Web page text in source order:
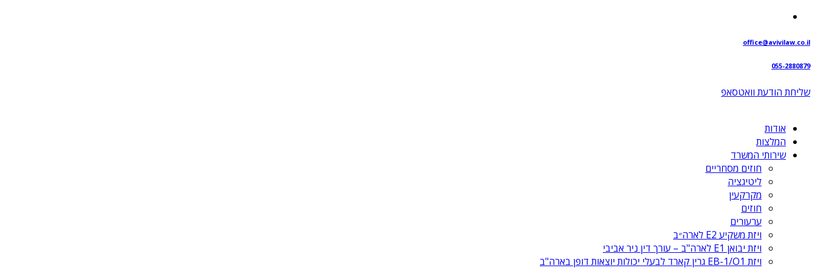
Skip
content
office@avivilaw.co.il
055-2880879
שליחת הודעת וואטסאפ⁩
אודות
המלצות
שירותי המשרד
חוזים מסחריים
ליטיגציה
מקרקעין
חוזים
ערעורים
ויזת משקיע E2 לארה״ב
ויזת יבואן E1 לארה"ב – עורך דין ניר אביבי
ויזת EB-1/O1 גרין קארד לבעלי יכולות יוצאות דופן בארה"ב